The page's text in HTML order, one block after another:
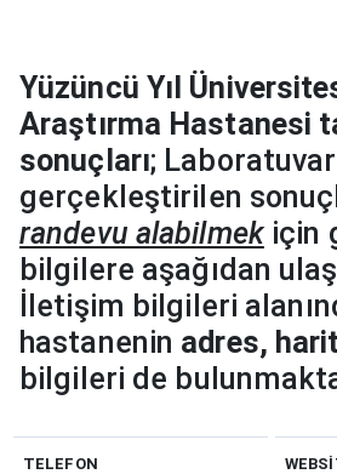
Yüzüncü Yıl
Araştırma Hastanesi
sonuçları;
gerçekleştirilen
randevu alabilmekiçin
bilgilere aşağıdan
İletişim bilgileri
hastanenin adres,
bilgileri de
TELEFON